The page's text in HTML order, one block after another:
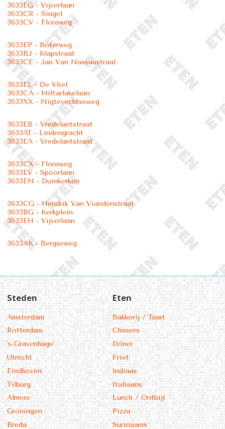
3633EG - Vijverlaan
3633CR - Singel
3633CV - Floraweg
3633EP - Boterweg
3633BJ - Klapstraat
3633CE - Jan Van Nassaustraat
3633EL - De Vliet
3633CA - Niftarlakelaan
3633XX - Nigtevechtseweg
3633EB - Vredelantstraat
3633AT - Lindengracht
3633EA - Vredelantstraat
3633CX - Floraweg
3633EV - Spoorlaan
3633EN - Duinkerken
3633CG - Hendrik Van Viandenstraat
3633BG - Kerkplein
3633EH - Vijverlaan
3633AK - Bergseweg
Steden
Amsterdam
Rotterdam
's-Gravenhage'
Utrecht
Eindhoven
Tilburg
Almere
Groningen
Breda
Eten
Bakkerij / Taart
Chinees
Döner
Friet
Indiaas
Italiaans
Lunch / Ontbijt
Pizza
Surinaams